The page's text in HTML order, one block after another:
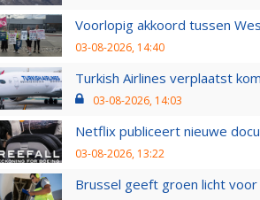
Voorlopig akkoord tussen
03-08-2026, 14:40
Turkish Airlines verplaatst
03-08-2026, 14:03
Netflix publiceert nieuwe
03-08-2026, 13:22
Brussel geeft groen licht